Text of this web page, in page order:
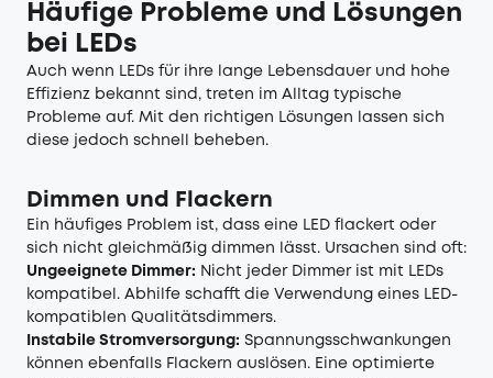
Häufige Probleme und Lösungen
bei LEDs
Auch wenn LEDs für ihre lange Lebensdauer und hohe
Effizienz bekannt sind, treten im Alltag typische
Probleme auf. Mit den richtigen Lösungen lassen sich
diese jedoch schnell beheben.
Dimmen und Flackern
Ein häufiges Problem ist, dass eine LED flackert oder
sich nicht gleichmäßig dimmen lässt. Ursachen sind oft:
Ungeeignete Dimmer: Nicht jeder Dimmer ist mit LEDs
kompatibel. Abhilfe schafft die Verwendung eines LED-
kompatiblen Qualitätsdimmers.
Instabile Stromversorgung: Spannungsschwankungen
können ebenfalls Flackern auslösen. Eine optimierte